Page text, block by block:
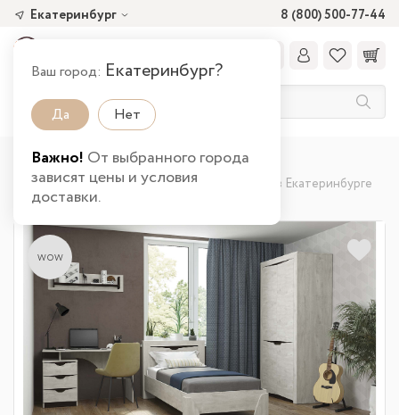
8 (800) 500-77-44
Екатеринбург
Ваш город: Екатеринбург?
Да Нет
Важно! От выбранного города
зависят цены и условия
доставки.
Главная Каталог товаров
Детская
Детские гарнитуры
Набор мебели Лючия в Екатеринбурге
wow